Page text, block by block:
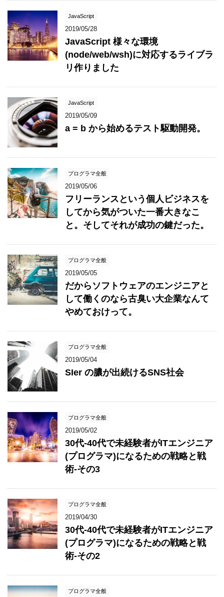
JavaScript
2019/05/28
JavaScript 様々な環境
(node/web/wsh)に対応するライブラ
リ作りました
JavaScript
2019/05/09
a = b から始めるテスト駆動開発。
プログラマ全般
2019/05/06
フリーランスという個人ビジネスを
してから気がついた一番大きなこ
と。そしてそれが成功の鍵だった。
プログラマ全般
2019/05/05
だからソフトウェアのエンジニアと
して働くのなら古臭い大企業なんて
やめておけって。
プログラマ全般
2019/05/04
SIer の膿が出続けるSNS社会
プログラマ全般
2019/05/02
30代-40代で未経験者がITエンジニア
(プログラマ)になるための戦略と戦
術-その3
プログラマ全般
2019/04/30
30代-40代で未経験者がITエンジニア
(プログラマ)になるための戦略と戦
術-その2
プログラマ全般